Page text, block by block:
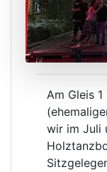
Am Gleis
wir im Juli